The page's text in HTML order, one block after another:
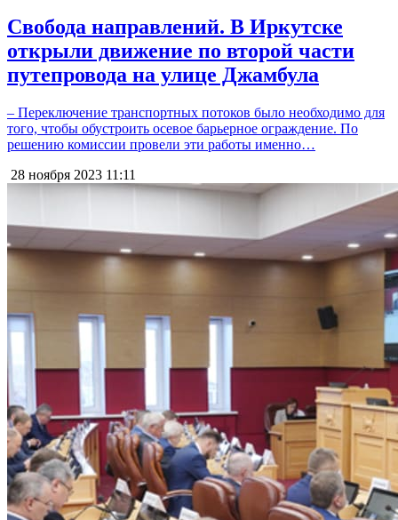
Свобода направлений. В Иркутске
открыли движение по второй части
путепровода на улице Джамбула
– Переключение транспортных потоков было необходимо для
того, чтобы обустроить осевое барьерное ограждение. По
решению комиссии провели эти работы именно…
28 ноября 2023 11:11